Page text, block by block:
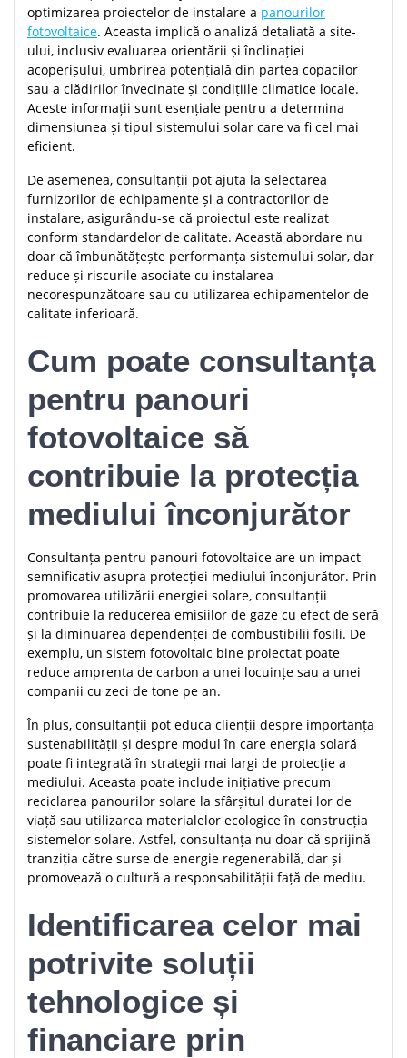
optimizarea proiectelor de instalare a panourilor
fotovoltaice. Aceasta implică o analiză detaliată a site-
ului, inclusiv evaluarea orientării și înclinației
acoperișului, umbrirea potențială din partea copacilor
sau a clădirilor învecinate și condițiile climatice locale.
Aceste informații sunt esențiale pentru a determina
dimensiunea și tipul sistemului solar care va fi cel mai
eficient.
De asemenea, consultanții pot ajuta la selectarea
furnizorilor de echipamente și a contractorilor de
instalare, asigurându-se că proiectul este realizat
conform standardelor de calitate. Această abordare nu
doar că îmbunătățește performanța sistemului solar, dar
reduce și riscurile asociate cu instalarea
necorespunzătoare sau cu utilizarea echipamentelor de
calitate inferioară.
Cum poate consultanța
pentru panouri
fotovoltaice să
contribuie la protecția
mediului înconjurător
Consultanța pentru panouri fotovoltaice are un impact
semnificativ asupra protecției mediului înconjurător. Prin
promovarea utilizării energiei solare, consultanții
contribuie la reducerea emisiilor de gaze cu efect de seră
și la diminuarea dependenței de combustibilii fosili. De
exemplu, un sistem fotovoltaic bine proiectat poate
reduce amprenta de carbon a unei locuințe sau a unei
companii cu zeci de tone pe an.
În plus, consultanții pot educa clienții despre importanța
sustenabilității și despre modul în care energia solară
poate fi integrată în strategii mai largi de protecție a
mediului. Aceasta poate include inițiative precum
reciclarea panourilor solare la sfârșitul duratei lor de
viață sau utilizarea materialelor ecologice în construcția
sistemelor solare. Astfel, consultanța nu doar că sprijină
tranziția către surse de energie regenerabilă, dar și
promovează o cultură a responsabilității față de mediu.
Identificarea celor mai
potrivite soluții
tehnologice și
financiare prin